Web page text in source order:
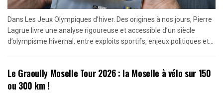
Dans Les Jeux Olympiques d’hiver. Des origines à nos jours, Pierre
Lagrue livre une analyse rigoureuse et accessible d’un siècle
d’olympisme hivernal, entre exploits sportifs, enjeux politiques et...
Le Graoully Moselle Tour 2026 : la Moselle à vélo sur 150
ou 300 km !